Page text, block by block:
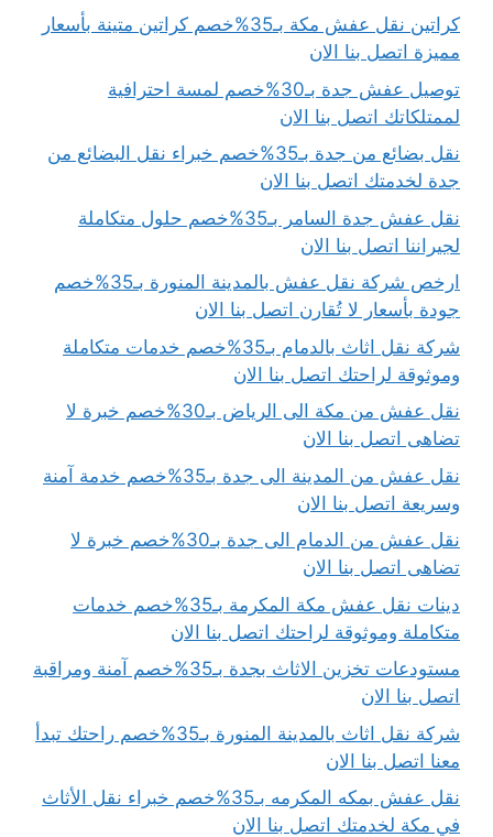
كراتين نقل عفش مكة بـ35%خصم كراتين متينة بأسعار
مميزة اتصل بنا الان
توصيل عفش جدة بـ30%خصم لمسة احترافية
لممتلكاتك اتصل بنا الان
نقل بضائع من جدة بـ35%خصم خبراء نقل البضائع من
جدة لخدمتك اتصل بنا الان
نقل عفش جدة السامر بـ35%خصم حلول متكاملة
لجيراننا اتصل بنا الان
ارخص شركة نقل عفش بالمدينة المنورة بـ35%خصم
جودة بأسعار لا تُقارن اتصل بنا الان
شركة نقل اثاث بالدمام بـ35%خصم خدمات متكاملة
وموثوقة لراحتك اتصل بنا الان
نقل عفش من مكة الى الرياض بـ30%خصم خبرة لا
تضاهى اتصل بنا الان
نقل عفش من المدينة الى جدة بـ35%خصم خدمة آمنة
وسريعة اتصل بنا الان
نقل عفش من الدمام الى جدة بـ30%خصم خبرة لا
تضاهى اتصل بنا الان
دينات نقل عفش مكة المكرمة بـ35%خصم خدمات
متكاملة وموثوقة لراحتك اتصل بنا الان
مستودعات تخزين الاثاث بجدة بـ35%خصم آمنة ومراقبة
اتصل بنا الان
شركة نقل اثاث بالمدينة المنورة بـ35%خصم راحتك تبدأ
معنا اتصل بنا الان
نقل عفش بمكه المكرمه بـ35%خصم خبراء نقل الأثاث
في مكة لخدمتك اتصل بنا الان